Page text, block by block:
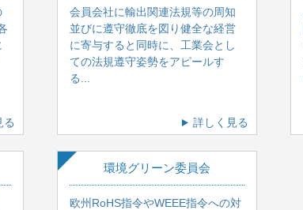
る
会員会社に輸出関連法規等の周知
並びに遵守徹底を図り健全な経営
に寄与すると同時に、工業会とし
ての法規遵守姿勢をアピールす
る...
詳しく見る
環境グリーン委員会
欧州RoHS指令やWEEE指令への対